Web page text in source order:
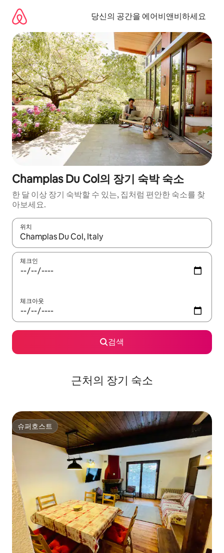
당신의 공간을 에어비앤비하세요
Champlas Du Col의 장기 숙박 숙소
한 달 이상 장기 숙박할 수 있는, 집처럼 편안한 숙소를 찾
아보세요.
위치
결과가 나오면 위·아래 화살표 키를 사용하거나 터치 또는 스와이
체크인
체크아웃
검색
근처의 장기 숙소
슈퍼호스트
슈퍼호스트